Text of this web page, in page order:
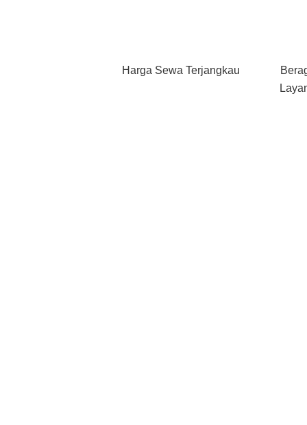
Harga Sewa Terjangkau